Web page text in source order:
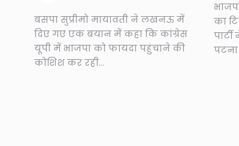
बसपा सुप्रीमो मायावती ने लखनऊ में
दिए गए एक बयान में कहा कि कांग्रेस
यूपी में भाजपा को फायदा पहुंचाने की
कोशिश कर रही...
का
पटना